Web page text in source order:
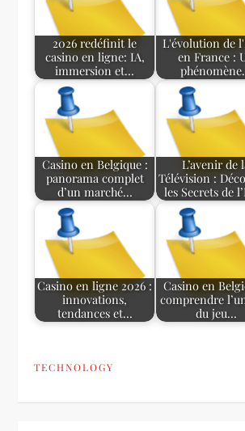
2026 redéfinit le
casino en ligne: IA,
immersion et…
L'évolution de
en France :
Casino en Belgique :
panorama complet
d’un marché…
L’avenir de
Télévision :
les Secrets de
Casino en ligne 2026 :
innovations,
tendances et…
Casino en
comprendre
du jeu…
TECHNOLOGY